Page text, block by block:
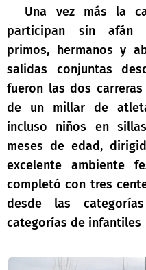
Una vez más la
participan sin afán
primos, hermanos y
salidas conjuntas
fueron las dos
de un millar de
incluso niños en
meses de edad,
excelente ambiente
completó con tres
desde las
categorías de infantiles